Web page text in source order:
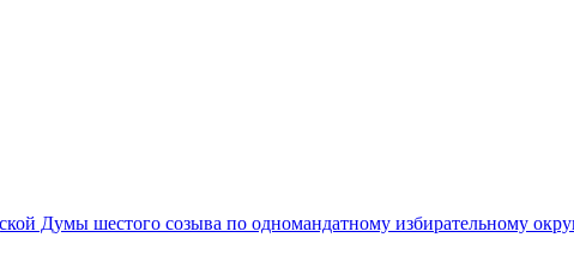
Думы шестого созыва по одномандатному избирательному